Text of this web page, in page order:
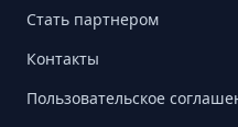
Стать партнером
Контакты
Пользовательское